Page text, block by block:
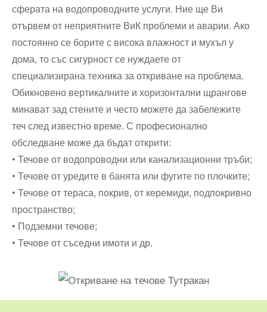
сферата на водопроводните услуги. Ние ще Ви
отървем от неприятните ВиК проблеми и аварии. Ако
постоянно се борите с висока влажност и мухъл у
дома, то със сигурност се нуждаете от
специализирана техника за откриване на проблема.
Обикновено вертикалните и хоризонтални щрангове
минават зад стените и често можете да забележите
теч след известно време. С професионално
обследване може да бъдат открити:
• Течове от водопроводни или канализационни тръби;
• Течове от уредите в банята или фугите по плочките;
• Течове от тераса, покрив, от керемиди, подпокривно
пространство;
• Подземни течове;
• Течове от съседни имоти и др.